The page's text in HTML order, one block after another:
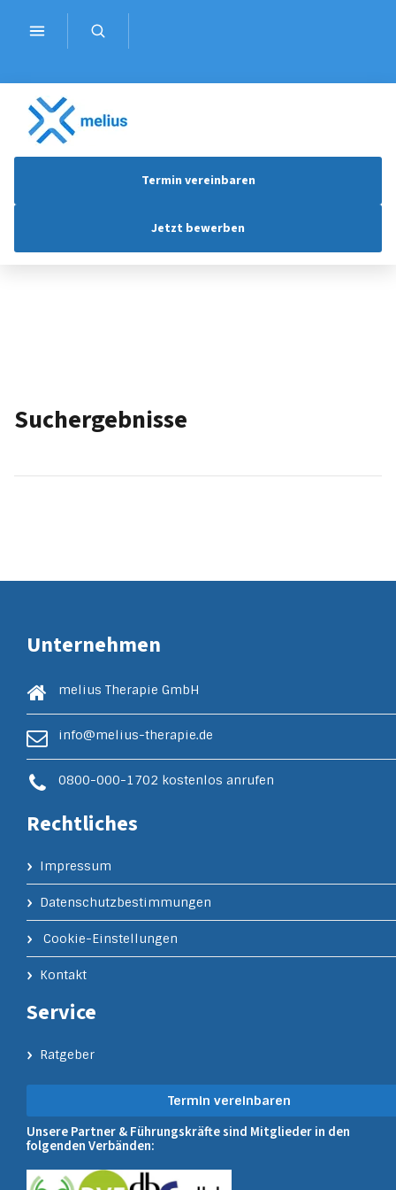
Termin vereinbaren
Jetzt bewerben
Suchergebnisse
Unternehmen
melius Therapie GmbH
info@melius-therapie.de
0800-000-1702 kostenlos anrufen
Rechtliches
Impressum
Datenschutzbestimmungen
Cookie-Einstellungen
Kontakt
Service
Ratgeber
Termin vereinbaren
Unsere Partner & Führungskräfte sind Mitglieder in den
folgenden Verbänden: